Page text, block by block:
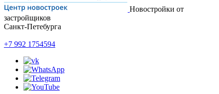
Новостройки от
застройщиков
Санкт-Петебурга
+7 992 1754594